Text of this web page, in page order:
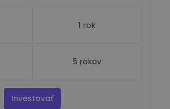
1 rok
5 rokov
Investovať